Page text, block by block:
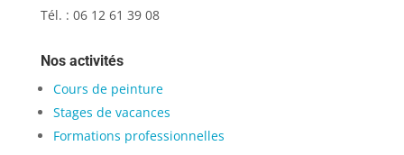
Tél. : 06 12 61 39 08
Nos activités
Cours de peinture
Stages de vacances
Formations professionnelles